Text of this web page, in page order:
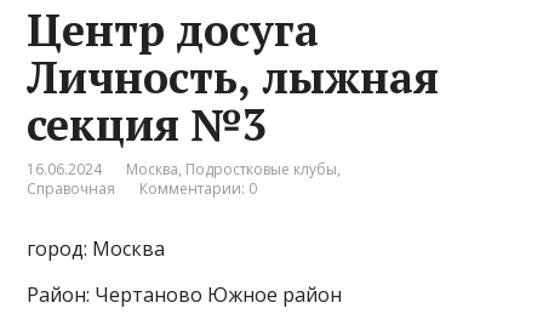
Центр досуга
Личность, лыжная
секция №3
16.06.2024 Москва, Подростковые клубы,
Справочная
Комментарии: 0
город: Москва
Район: Чертаново Южное район